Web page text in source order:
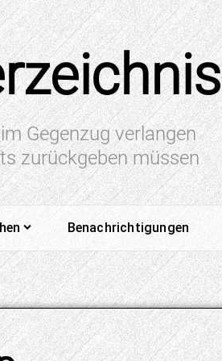
Gegenzug verlangen
zurückgeben müssen
Benachrichtigungen